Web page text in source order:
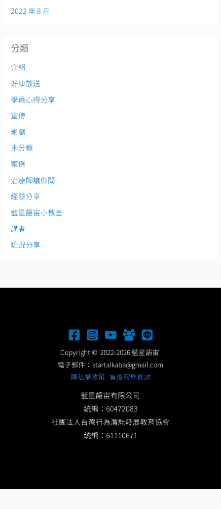
2022 年 8 月
分類
介紹
好康放送
學員心得分享
宣傳
影劇
未分類
案例
治療師讓你問
經驗分享
藍星語宙小教室
講者
近況分享
Copyright © 2022-2026 藍星語宙
電子郵件： startalkaba@gmail.com
隱私權政策 | 售後服務條款
藍星語宙有限公司
統編：60472083
社團法人台灣行為潛能發展教育協會
統編：61110671